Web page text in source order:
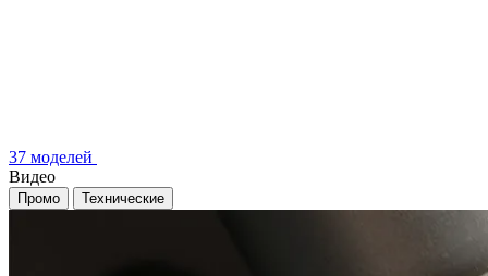
37 моделей
Видео
Промо Технические